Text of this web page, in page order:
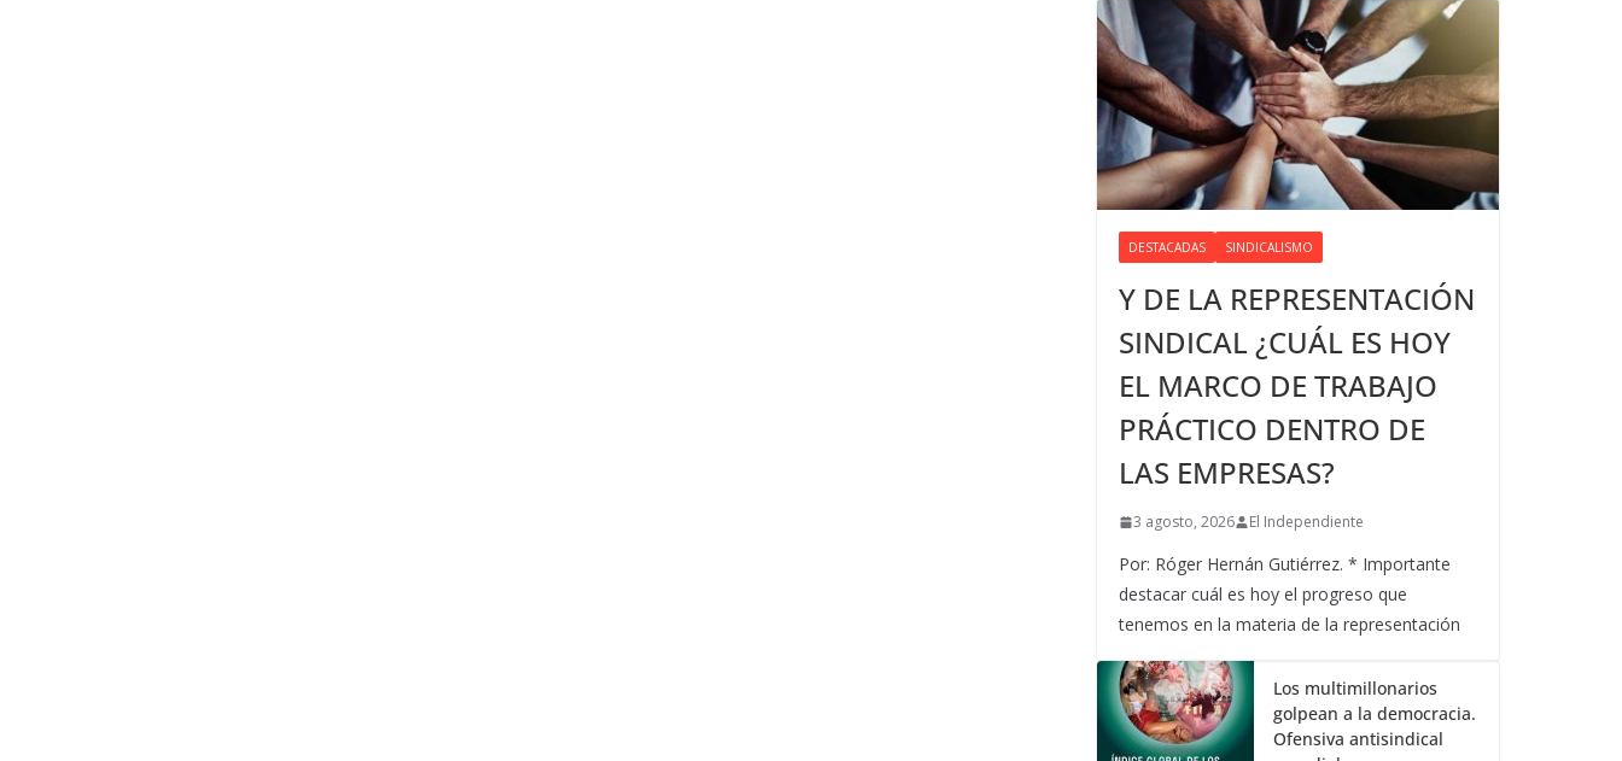
DESTACADAS SINDICALISMO
Y DE LA REPRESENTACIÓN
SINDICAL ¿CUÁL ES HOY
EL MARCO DE TRABAJO
PRÁCTICO DENTRO DE
LAS EMPRESAS?
3 agosto, 2026 El Independiente
Por: Róger Hernán Gutiérrez. * Importante
destacar cuál es hoy el progreso que
tenemos en la materia de la representación
Los multimillonarios
golpean a la democracia.
Ofensiva antisindical